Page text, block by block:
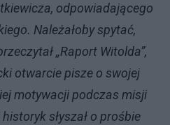
odpowiadającego
Należałoby spytać,
„Raport Witolda”,
otwarcie pisze o swojej
motywacji podczas misji
słyszał o prośbie